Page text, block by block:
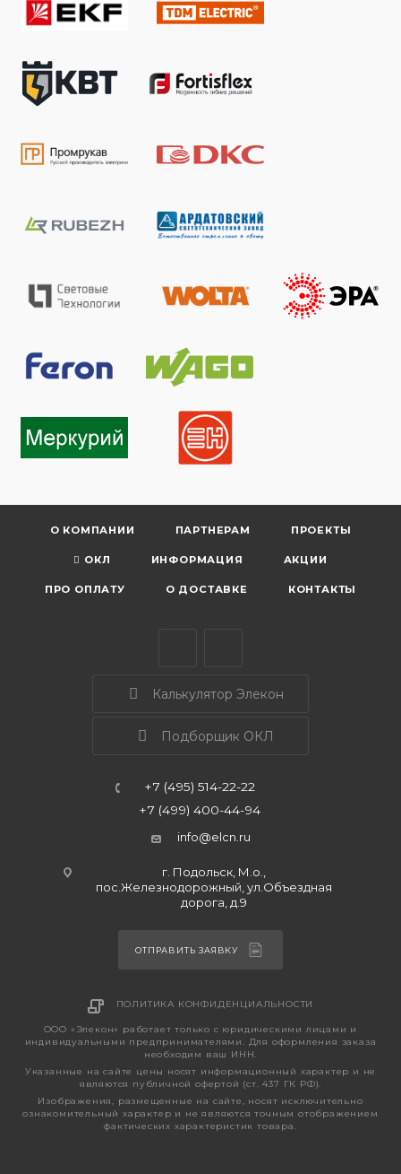
О КОМПАНИИ ПАРТНЕРАМ ПРОЕКТЫ
ОКЛ ИНФОРМАЦИЯ АКЦИИ
ПРО ОПЛАТУ О ДОСТАВКЕ КОНТАКТЫ
Калькулятор Элекон
Подборщик ОКЛ
+7 (495) 514-22-22
+7 (499) 400-44-94
info@elcn.ru
г. Подольск, М.о.,
пос.Железнодорожный, ул.Объездная
дорога, д.9
ОТПРАВИТЬ ЗАЯВКУ
ПОЛИТИКА КОНФИДЕНЦИАЛЬНОСТИ
ООО «Элекон» работает только с юридическими лицами и
индивидуальными предпринимателями. Для оформления заказа
необходим ваш ИНН.
Указанные на сайте цены носят информационный характер и не
являются публичной офертой (ст. 437 ГК РФ).
Изображения, размещенные на сайте, носят исключительно
ознакомительный характер и не являются точным отображением
фактических характеристик товара.